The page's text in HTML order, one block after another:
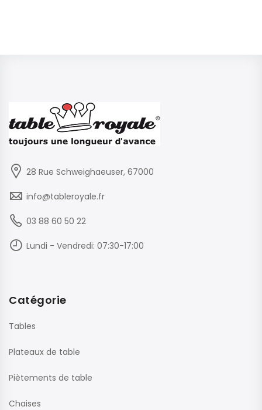
28 Rue Schweighaeuser, 67000
info@tableroyale.fr
03 88 60 50 22
Lundi - Vendredi: 07:30-17:00
Catégorie
Tables
Plateaux de table
Piètements de table
Chaises